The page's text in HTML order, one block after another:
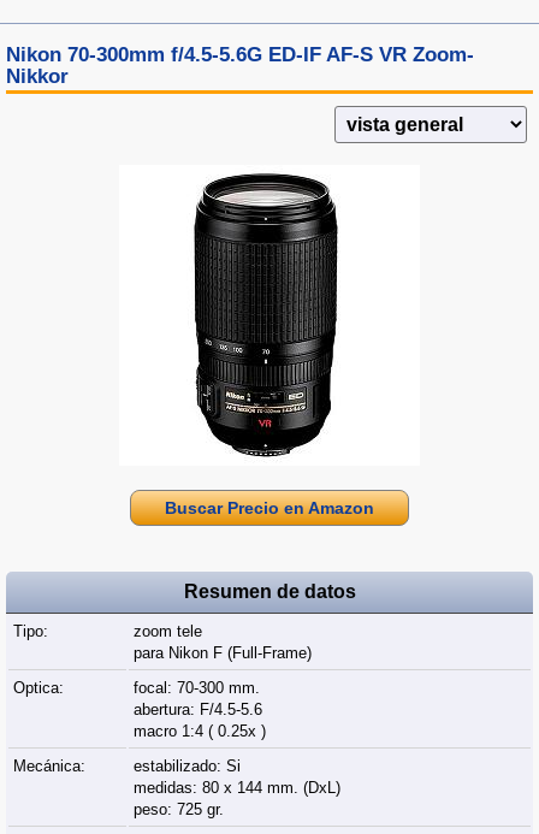
Nikon 70-300mm f/4.5-5.6G ED-IF AF-S VR Zoom-
Nikkor
Buscar Precio en Amazon
Resumen de datos
Tipo:
zoom tele
para Nikon F (Full‑Frame)
Optica:
focal: 70-300 mm.
abertura: F/4.5-5.6
macro 1:4 ( 0.25x )
Mecánica:
estabilizado: Si
medidas: 80 x 144 mm. (DxL)
peso: 725 gr.